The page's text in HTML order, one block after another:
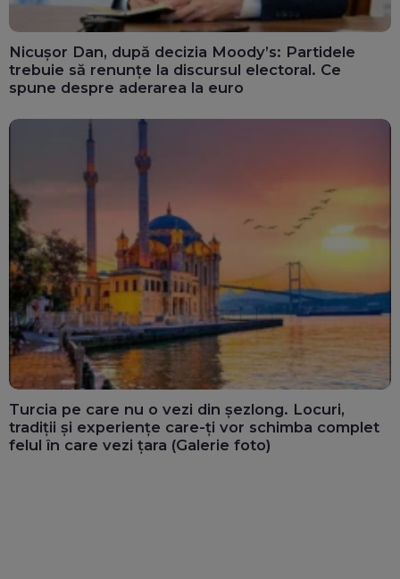
Nicușor Dan, după decizia Moody’s: Partidele
trebuie să renunțe la discursul electoral. Ce
spune despre aderarea la euro
Turcia pe care nu o vezi din șezlong. Locuri,
tradiții și experiențe care-ți vor schimba complet
felul în care vezi țara (Galerie foto)